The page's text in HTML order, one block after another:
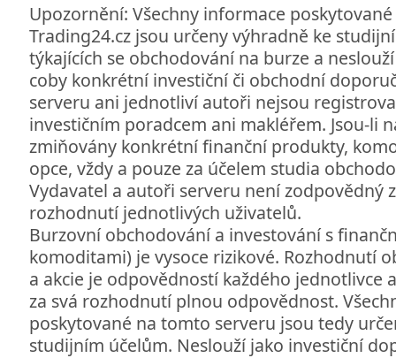
Upozornění: Všechny informace
Trading24.cz jsou určeny výhradně ke
týkajících se obchodování na burze a
coby konkrétní investiční či obchodní
serveru ani jednotliví autoři nejsou
investičním poradcem ani makléřem. Jsou-li
zmiňovány konkrétní finanční produkty,
opce, vždy a pouze za účelem studia
Vydavatel a autoři serveru není zodpovědný
rozhodnutí jednotlivých uživatelů.
Burzovní obchodování a investování s
komoditami) je vysoce rizikové. Rozhodnutí
a akcie je odpovědností každého jednotlivce
za svá rozhodnutí plnou odpovědnost.
poskytované na tomto serveru jsou tedy
studijním účelům. Neslouží jako investiční